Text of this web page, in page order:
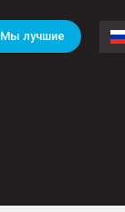
Мы лучшие
BMW
Mercedes Benz